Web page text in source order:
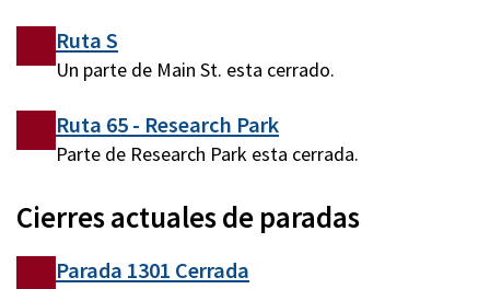
Ruta S
Un parte de Main St. esta cerrado.
Ruta 65 - Research Park
Parte de Research Park esta cerrada.
Cierres actuales de paradas
Parada 1301 Cerrada